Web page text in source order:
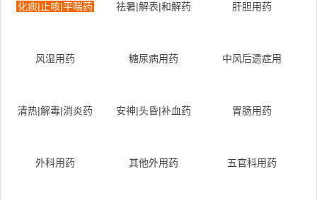
化痰|止咳|平喘药 祛暑|解表|和解药 肝胆用药
风湿用药 糖尿病用药 中风后遗症用
清热|解毒|消炎药 安神|头昏|补血药 胃肠用药
外科用药 其他外用药 五官科用药